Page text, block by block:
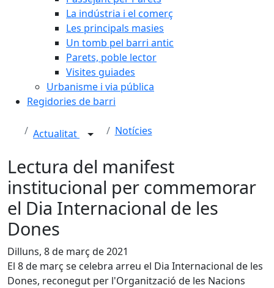
La indústria i el comerç
Les principals masies
Un tomb pel barri antic
Parets, poble lector
Visites guiades
Urbanisme i via pública
Regidories de barri
Actualitat Notícies
Lectura del manifest
institucional per commemorar
el Dia Internacional de les
Dones
Dilluns, 8 de març de 2021
El 8 de març se celebra arreu el Dia Internacional de les
Dones, reconegut per l'Organització de les Nacions